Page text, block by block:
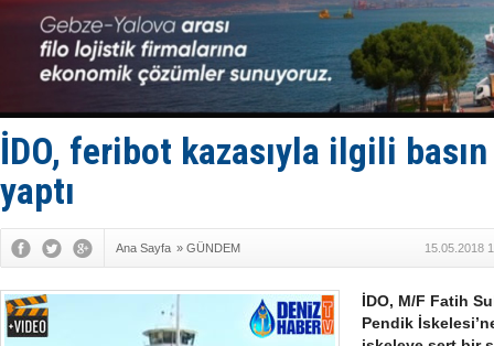
Keşfedildi:
D-Marin,
Van’da
ASEAN ilk
İDO, feribot kazasıyla ilgili basın
yaptı
Ana Sayfa » GÜNDEM 15.05.2018
İDO, M/F Fatih
Pendik